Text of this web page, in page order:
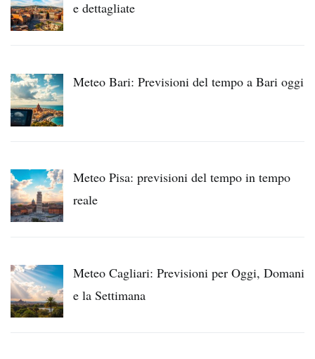
e dettagliate
Meteo Bari: Previsioni del tempo a Bari oggi
Meteo Pisa: previsioni del tempo in tempo
reale
Meteo Cagliari: Previsioni per Oggi, Domani
e la Settimana